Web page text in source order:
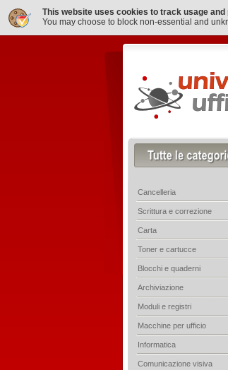
This website uses cookies to track usage
You may choose to block non-essential and
Cancelleria
Scrittura e correzione
Carta
Toner e cartucce
Blocchi e quaderni
Archiviazione
Moduli e registri
Macchine per ufficio
Informatica
Comunicazione visiva